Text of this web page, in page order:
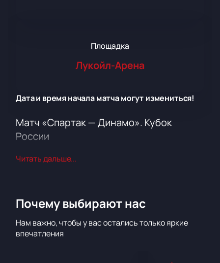
Площадка
Лукойл-Арена
Дата и время начала матча могут измениться!
Матч «Спартак — Динамо». Кубок
России
всегда вызывает бурю эмоций у болельщиков. В
соперничества, поддержка трибун и накал борьбы
на поле обещают стать настоящим украшением
сезона. Прогнозы на матч говорят о
захватывающей игре, где каждый гол может стать
Читать дальше...
Почему выбирают нас
Нам важно, чтобы у вас остались только яркие
впечатления